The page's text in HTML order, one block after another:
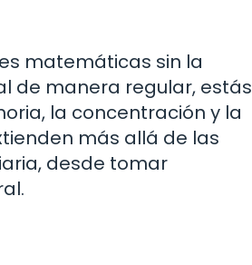
matemáticas sin la
de manera regular, estás
la concentración y la
más allá de las
desde tomar